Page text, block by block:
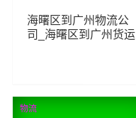
海曙区到广州物流公
司_海曙区到广州货运
153 查看详细
物流